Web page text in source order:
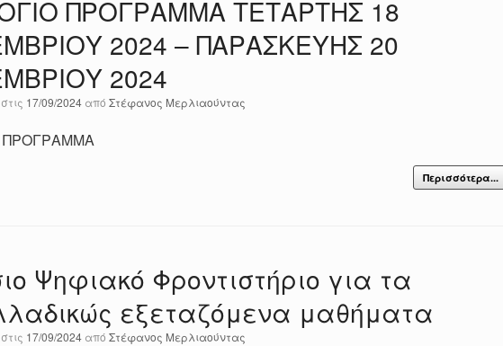
ΠΡΟΓΡΑΜΜΑ ΤΕΤΑΡΤΗΣ 18
2024 – ΠΑΡΑΣΚΕΥΗΣ 20
2024
17/09/2024 απόΣτέφανος Μερλιαούντας
ΠΡΟΓΡΑΜΜΑ
Περισσότερα...
Ψηφιακό Φροντιστήριο για τα
εξεταζόμενα μαθήματα
17/09/2024 απόΣτέφανος Μερλιαούντας